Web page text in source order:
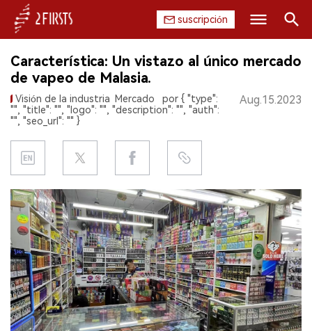
suscripción
INICIO
EMPRESA
CHINA
DATOS
EXPOSICIÓN
ENTREVISTA
Buscar
Característica: Un vistazo al único mercado
de vapeo de Malasia.
Visión de la industria Mercado
por { "type":
"", "title": "", "logo": "", "description": "", "auth":
"", "seo_url": "" }
Aug.15.2023